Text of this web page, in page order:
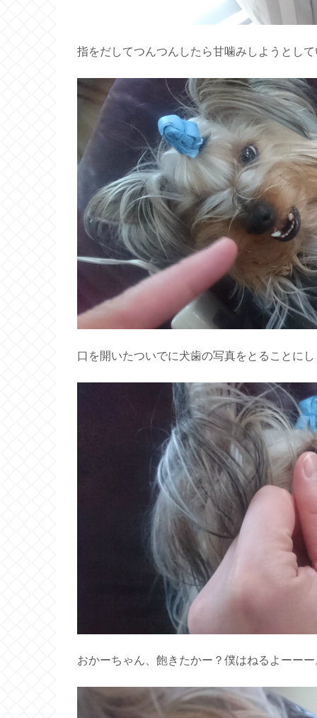
指をだしてつんつんしたら甘噛みしようとし
口を開いたついでに犬歯の写真をとることに
おかーちゃん、飽きたかー？僕はねるよーーー